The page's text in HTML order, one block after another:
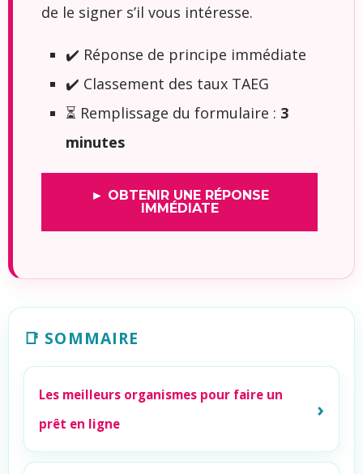
de le signer s’il vous intéresse.
✔️ Réponse de principe immédiate
✔️ Classement des taux TAEG
⏳ Remplissage du formulaire : 3
minutes
► OBTENIR UNE RÉPONSE
IMMÉDIATE
📑 SOMMAIRE
Les meilleurs organismes pour faire un
prêt en ligne